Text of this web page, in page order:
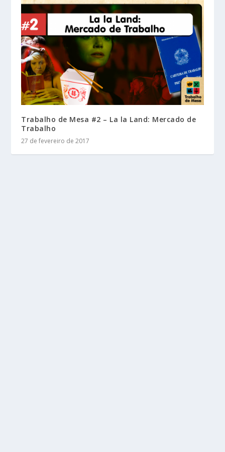
Trabalho de Mesa #2 – La la Land: Mercado de
Trabalho
27 de fevereiro de 2017